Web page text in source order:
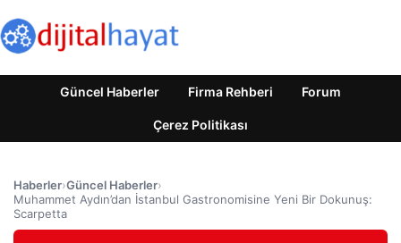
Güncel Haberler Firma Rehberi Forum
Çerez Politikası
Haberler›Güncel Haberler›
Muhammet Aydın’dan İstanbul Gastronomisine Yeni Bir Dokunuş:
Scarpetta